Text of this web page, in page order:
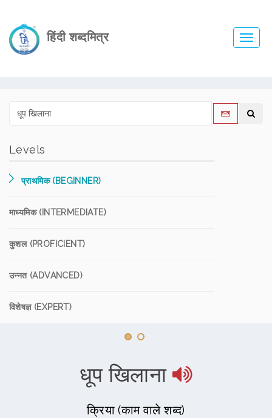
हिंदी शब्दमित्र
Levels
प्राथमिक (BEGINNER)
माध्यमिक (INTERMEDIATE)
कुशल (PROFICIENT)
उन्नत (ADVANCED)
विशेषज्ञ (EXPERT)
धूप खिलाना
क्रिया (काम वाले शब्द)